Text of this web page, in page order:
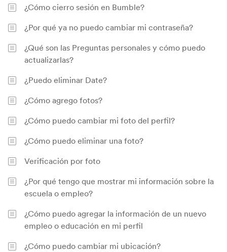
¿Cómo cierro sesión en Bumble?
¿Por qué ya no puedo cambiar mi contraseña?
¿Qué son las Preguntas personales y cómo puedo
actualizarlas?
¿Puedo eliminar Date?
¿Cómo agrego fotos?
¿Cómo puedo cambiar mi foto del perfil?
¿Cómo puedo eliminar una foto?
Verificación por foto
¿Por qué tengo que mostrar mi información sobre la
escuela o empleo?
¿Cómo puedo agregar la información de un nuevo
empleo o educación en mi perfil
¿Cómo puedo cambiar mi ubicación?